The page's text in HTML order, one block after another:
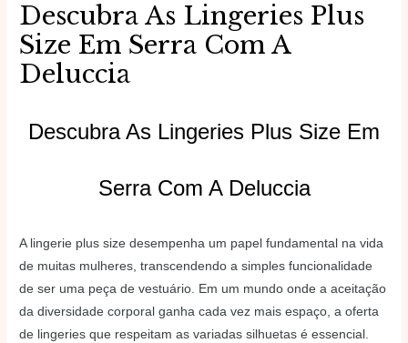
Descubra As Lingeries Plus
Size Em Serra Com A
Deluccia
Descubra As Lingeries Plus Size Em
Serra Com A Deluccia
A lingerie plus size desempenha um papel fundamental na vida
de muitas mulheres, transcendendo a simples funcionalidade
de ser uma peça de vestuário. Em um mundo onde a aceitação
da diversidade corporal ganha cada vez mais espaço, a oferta
de lingeries que respeitam as variadas silhuetas é essencial.